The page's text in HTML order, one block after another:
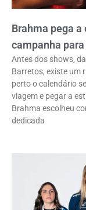
Brahma pega
campanha
Antes dos shows,
Barretos, existe um
perto o calendário
viagem e pegar a
Brahma escolheu
dedicada